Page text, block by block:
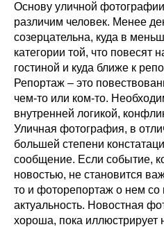
Основу уличной фотографии
различим человек. Менее
созерцательна, куда в
категории той, что повесят
гостиной и куда ближе к
Репортаж – это
чем-то или ком-то.
внутренней логикой,
Уличная фотография, в
большей степени
сообщение. Если событие,
новостью, не становится
то и фоторепортаж о нем со
актуальность. Новостная
хороша, пока иллюстрирует